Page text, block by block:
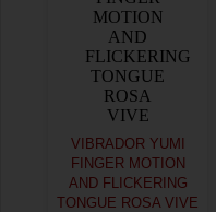
VIBRADOR YUMI
FINGER MOTION
AND FLICKERING
TONGUE ROSA VIVE